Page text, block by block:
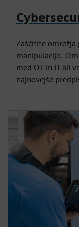
Zaščitite omrežja
manipulacijo.
med OT in IT ali
najnovejše